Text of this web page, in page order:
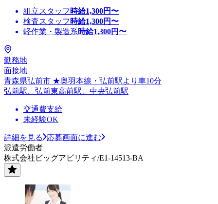
組立スタッフ 時給1,300円〜
検査スタッフ 時給1,300円〜
軽作業・製造系時給1,300円〜
勤務地
面接地
青森県弘前市 ★奥羽本線・弘前駅より車10分
弘前駅、弘前東高前駅、中央弘前駅
交通費支給
未経験OK
詳細を見る
応募画面に進む
派遣労働者
株式会社ビッグアビリティ/E1-14513-BA